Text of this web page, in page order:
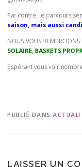
Par contre, le parcours
saison, mais aussi
NOUS VOUS
SOLAIRE, BASKETS
Espérant vous voir
PUBLIÉ DANS
LAISSER UN